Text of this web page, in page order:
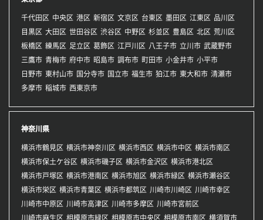
千代田区 中央区 港区 新宿区 文京区 台東区 墨田区 江東区 品川区
目黒区 大田区 世田谷区 渋谷区 中野区 杉並区 豊島区 北区 荒川区
板橋区 練馬区 足立区 葛飾区 江戸川区 八王子市 立川市 武蔵野市
三鷹市 青梅市 府中市 昭島市 調布市 町田市 小金井市 小平市
日野市 東村山市 国分寺市 国立市 福生市 狛江市 東大和市 清瀬市
多摩市 稲城市 西東京市
神奈川県
横浜市鶴見区 横浜市神奈川区 横浜市西区 横浜市中区 横浜市南区
横浜市保土ケ谷区 横浜市磯子区 横浜市金沢区 横浜市港北区
横浜市戸塚区 横浜市港南区 横浜市旭区 横浜市緑区 横浜市瀬谷区
横浜市栄区 横浜市青葉区 横浜市都筑区 川崎市川崎区 川崎市幸区
川崎市中原区 川崎市高津区 川崎市多摩区 川崎市宮前区
川崎市麻生区 相模原市緑区 相模原市中央区 相模原市南区 横須賀市